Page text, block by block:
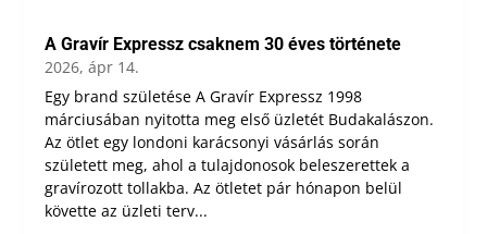
A Gravír Expressz csaknem 30 éves története
2026, ápr 14.
Egy brand születése A Gravír Expressz 1998
márciusában nyitotta meg első üzletét Budakalászon.
Az ötlet egy londoni karácsonyi vásárlás során
született meg, ahol a tulajdonosok beleszerettek a
gravírozott tollakba. Az ötletet pár hónapon belül
követte az üzleti terv...